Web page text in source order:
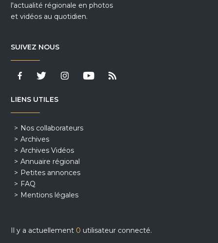
l'actualité régionale en photos
et vidéos au quotidien.
SUIVEZ NOUS
LIENS UTILES
Nos collaborateurs
Archives
Archives Vidéos
Annuaire régional
Petites annonces
FAQ
Mentions légales
Il y a actuellement 0 utilisateur connecté.